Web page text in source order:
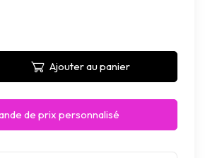
Ajouter au panier
de prix personnalisé